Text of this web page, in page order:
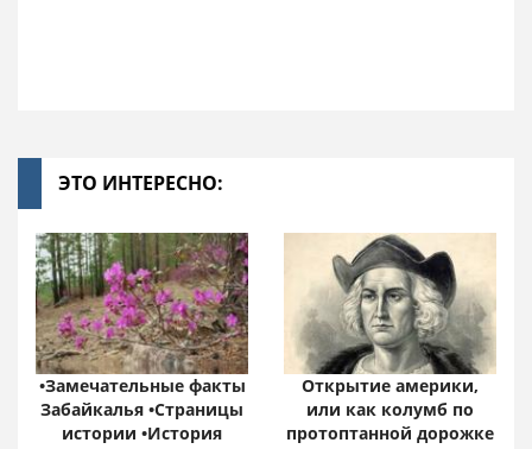
ЭТО ИНТЕРЕСНО:
•Замечательные факты
Забайкалья •Страницы
истории •История
Открытие америки,
или как колумб по
протоптанной дорожке